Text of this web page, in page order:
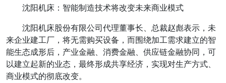
沈阳机床：智能制造技术将改变未来商业模式
沈阳机床股份有限公司代理董事长、总裁赵彪表示，未
来企业建工厂，将无需购买设备，而围绕加工需求建立的智
能生态成形后，产业金融、消费金融、供应链金融协同，可
以建立起新的业态，最终形成共享经济，实现对生产方式、
商业模式的彻底改变。